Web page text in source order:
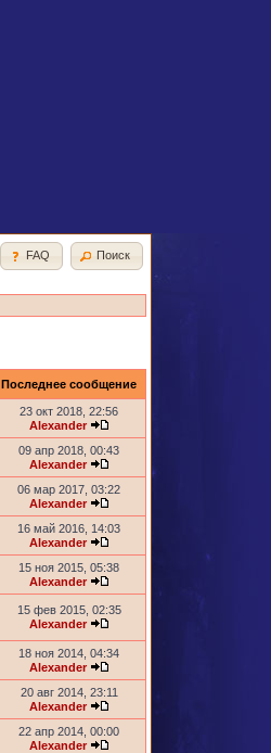
FAQ
Поиск
Последнее сообщение
23 окт 2018, 22:56
Alexander
09 апр 2018, 00:43
Alexander
06 мар 2017, 03:22
Alexander
16 май 2016, 14:03
Alexander
15 ноя 2015, 05:38
Alexander
15 фев 2015, 02:35
Alexander
18 ноя 2014, 04:34
Alexander
20 авг 2014, 23:11
Alexander
22 апр 2014, 00:00
Alexander